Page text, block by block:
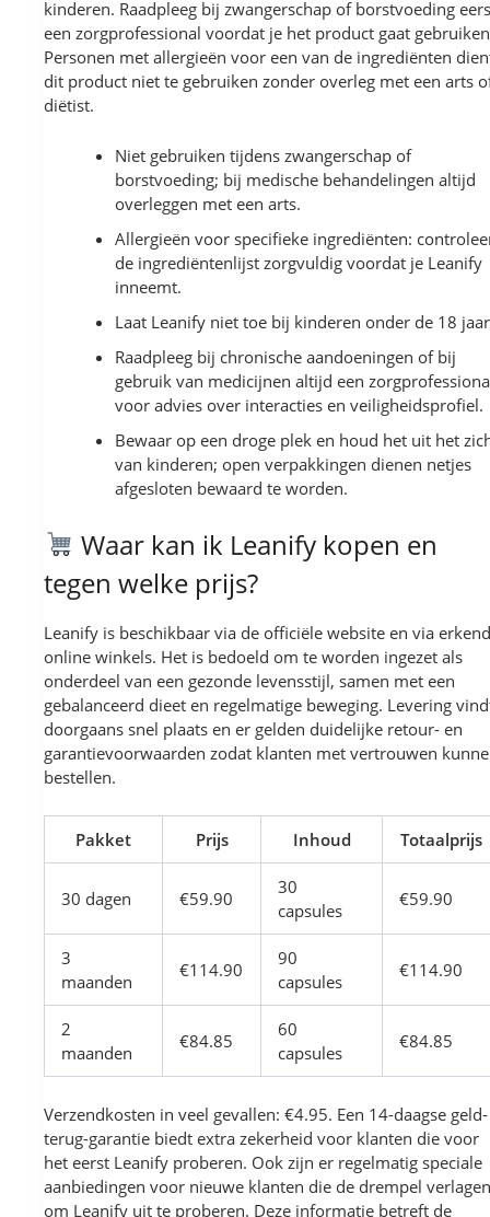
kinderen. Raadpleeg bij zwangerschap of borstvoeding
een zorgprofessional voordat je het product gaat
Personen met allergieën voor een van de ingrediënten
dit product niet te gebruiken zonder overleg met een arts
diëtist.
Niet gebruiken tijdens zwangerschap of
borstvoeding; bij medische behandelingen altijd
overleggen met een arts.
Allergieën voor specifieke ingrediënten:
de ingrediëntenlijst zorgvuldig voordat je Leanify
inneemt.
Laat Leanify niet toe bij kinderen onder de 18
Raadpleeg bij chronische aandoeningen of bij
gebruik van medicijnen altijd een
voor advies over interacties en veiligheidsprofiel.
Bewaar op een droge plek en houd het uit het
van kinderen; open verpakkingen dienen netjes
afgesloten bewaard te worden.
Waar kan ik Leanify kopen en
tegen welke prijs?
Leanify is beschikbaar via de officiële website en via
online winkels. Het is bedoeld om te worden ingezet als
onderdeel van een gezonde levensstijl, samen met een
gebalanceerd dieet en regelmatige beweging. Levering
doorgaans snel plaats en er gelden duidelijke retour- en
garantievoorwaarden zodat klanten met vertrouwen
bestellen.
Pakket Prijs Inhoud Totaalprijs
30 dagen €59.90
30
capsules
€59.90
3
maanden
€114.90
90
capsules
€114.90
2
maanden
€84.85
60
capsules
€84.85
Verzendkosten in veel gevallen: €4.95. Een 14-daagse geld-
terug-garantie biedt extra zekerheid voor klanten die voor
het eerst Leanify proberen. Ook zijn er regelmatig speciale
aanbiedingen voor nieuwe klanten die de drempel verlagen
om Leanify uit te proberen. Deze informatie betreft de